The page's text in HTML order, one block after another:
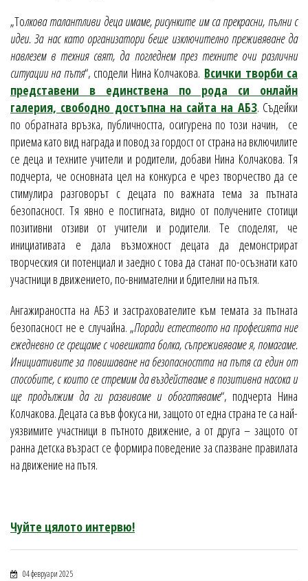
„Толкова талантливи деца имаме, рисунките им са прекрасни, пълни с
идеи. За нас като организатори беше изключително преживяване да
навлезем в техния свят, да погледнем през техните очи различни
ситуации на пътя“, сподели Нина Колчакова. Всички творби са
представени в единствена по рода си онлайн
галерия, свободно достъпна на сайта на АБЗ. Съдейки
по обратната връзка, публичността, осигурена по този начин, се
приема като вид награда и повод за гордост от страна на включилите
се деца и техните учители и родители, добави Нина Колчакова. Тя
подчерта, че основната цел на конкурса е чрез творчество да се
стимулира разговорът с децата по важната тема за пътната
безопасност. Тя явно е постигната, видно от получените стотици
позитивни отзиви от учители и родители. Те споделят, че
инициативата е дала възможност децата да демонстрират
творческия си потенциал и заедно с това да станат по-осъзнати като
участници в движението, по-внимателни и бдителни на пътя.
Ангажираността на АБЗ и застрахователите към темата за пътната
безопасност не е случайна. „Поради естеството на професията ние
ежедневно се срещаме с човешката болка, съпреживяваме я, помагаме.
Инициативите за повишаване на безопасността на пътя са един от
способите, с които се стремим да въздействаме в позитивна насока и
ще продължим да ги развиваме и обогатяваме“, подчерта Нина
Колчакова. Децата са във фокуса ни, защото от една страна те са най-
уязвимите участници в пътното движение, а от друга – защото от
ранна детска възраст се формира поведение за спазване правилата
на движение на пътя.
Чуйте цялото интервю!
04 февруари 2025